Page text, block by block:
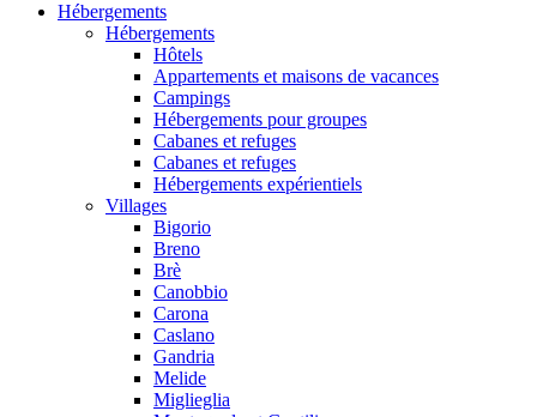
Hébergements
Hébergements
Hôtels
Appartements et maisons de vacances
Campings
Hébergements pour groupes
Cabanes et refuges
Cabanes et refuges
Hébergements expérientiels
Villages
Bigorio
Breno
Brè
Canobbio
Carona
Caslano
Gandria
Melide
Miglieglia